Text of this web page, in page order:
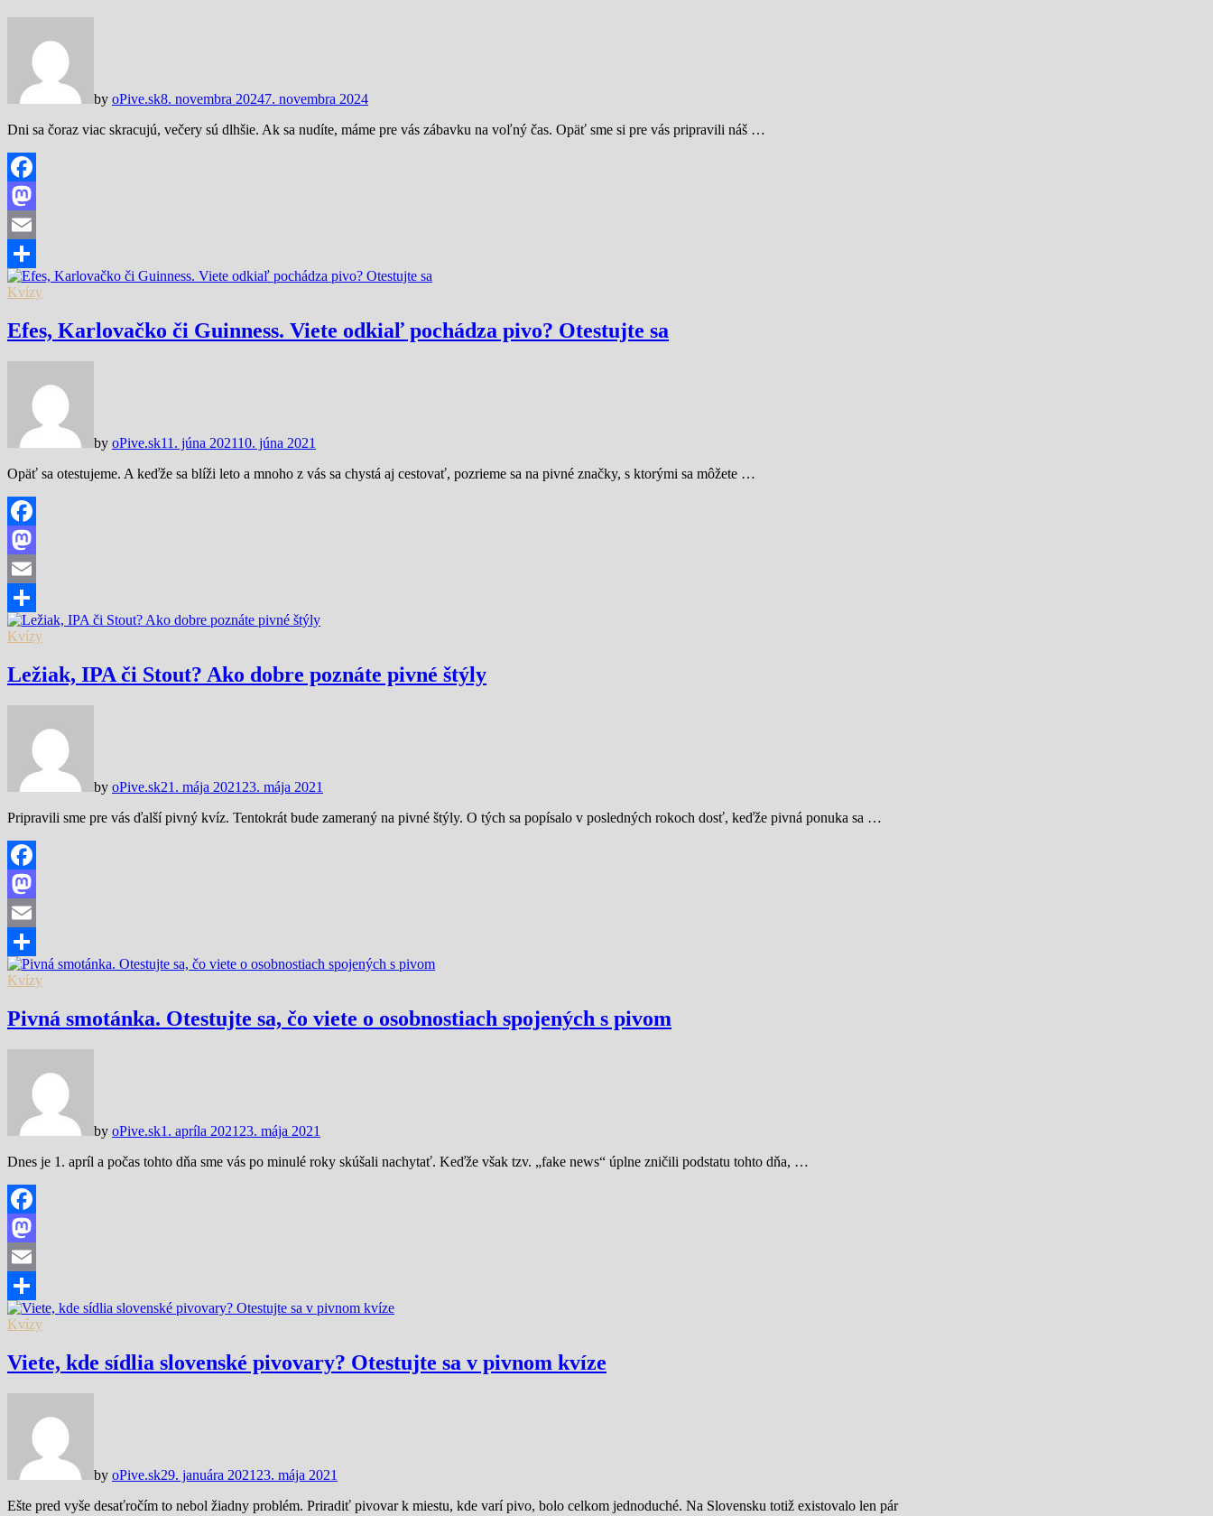
by oPive.sk8. novembra 20247. novembra 2024
Dni sa čoraz viac skracujú, večery sú dlhšie. Ak sa nudíte, máme pre vás zábavku na voľný čas. Opäť sme si pre vás pripravili náš …
Facebook
Mastodon
Email
Share
Kvízy
Efes, Karlovačko či Guinness. Viete odkiaľ pochádza pivo? Otestujte sa
by oPive.sk11. júna 202110. júna 2021
Opäť sa otestujeme. A keďže sa blíži leto a mnoho z vás sa chystá aj cestovať, pozrieme sa na pivné značky, s ktorými sa môžete …
Facebook
Mastodon
Email
Share
Kvízy
Ležiak, IPA či Stout? Ako dobre poznáte pivné štýly
by oPive.sk21. mája 2021 23. mája 2021
Pripravili sme pre vás ďalší pivný kvíz. Tentokrát bude zameraný na pivné štýly. O tých sa popísalo v posledných rokoch dosť, keďže pivná ponuka sa …
Facebook
Mastodon
Email
Share
Kvízy
Pivná smotánka. Otestujte sa, čo viete o osobnostiach spojených s pivom
by oPive.sk1. apríla 2021 23. mája 2021
Dnes je 1. apríl a počas tohto dňa sme vás po minulé roky skúšali nachytať. Keďže však tzv. „fake news“ úplne zničili podstatu tohto dňa, …
Facebook
Mastodon
Email
Share
Kvízy
Viete, kde sídlia slovenské pivovary? Otestujte sa v pivnom kvíze
by oPive.sk29. januára 2021 23. mája 2021
Ešte pred vyše desaťročím to nebol žiadny problém. Priradiť pivovar k miestu, kde varí pivo, bolo celkom jednoduché. Na Slovensku totiž existovalo len pár